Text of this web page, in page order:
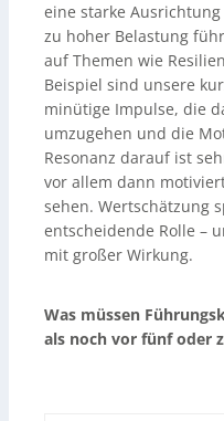
eine starke
zu hoher Belastung
auf Themen wie
Beispiel sind unsere
minütige Impulse, die
umzugehen und die
Resonanz darauf ist
vor allem dann
sehen. Wertschätzung
entscheidende Rolle –
mit großer Wirkung.
Was müssen
als noch vor fünf oder